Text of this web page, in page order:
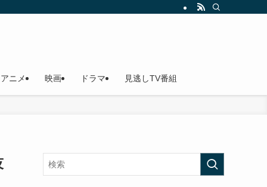
アニメ 映画 ドラマ 見逃しTV番組